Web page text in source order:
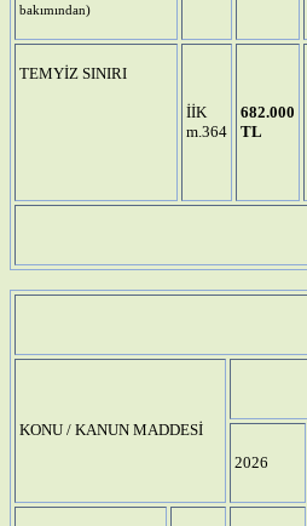
bakımından)
TEMYİZ SINIRI
İİK
m.364
682.000
TL
KONU / KANUN MADDESİ
2026